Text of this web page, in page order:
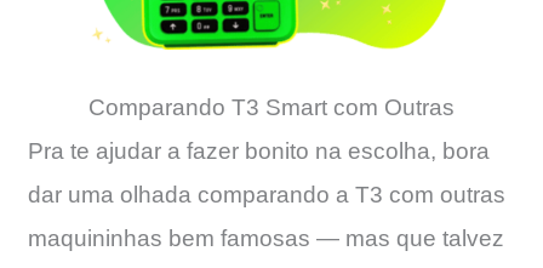
Comparando T3 Smart com Outras
Pra te ajudar a fazer bonito na escolha, bora
dar uma olhada comparando a T3 com outras
maquininhas bem famosas — mas que talvez